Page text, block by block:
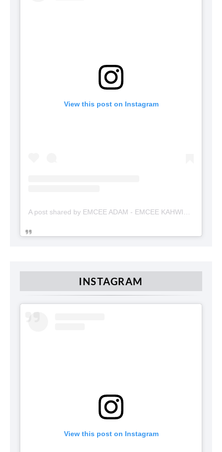
View this post on Instagram
INSTAGRAM
View this post on Instagram